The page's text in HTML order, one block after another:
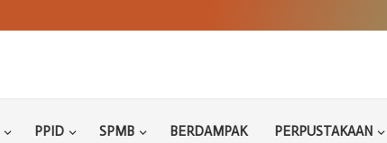
PPID SPMB BERDAMPAK PERPUSTAKAAN